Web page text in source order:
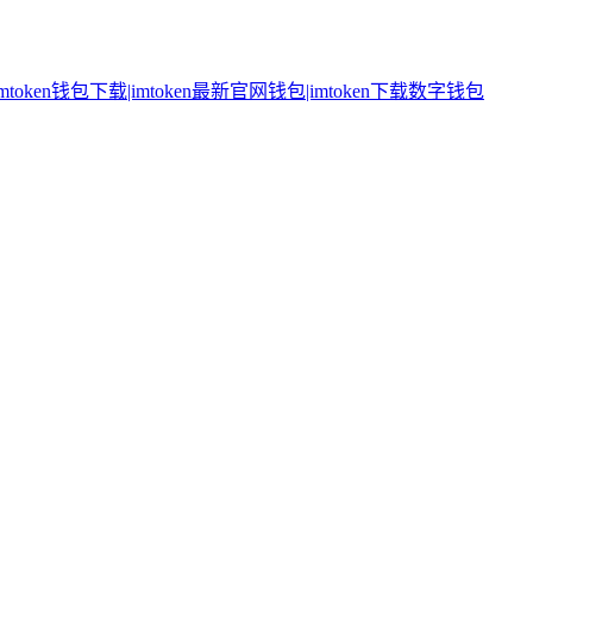
钱包下载|imtoken最新官网钱包|imtoken下载数字钱包